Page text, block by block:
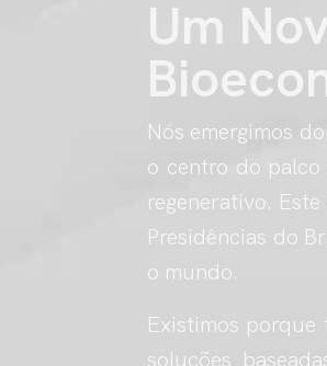
Um
Nós emergimos
o centro do
regenerativo.
Presidências do
o mundo.
Existimos porque
soluções